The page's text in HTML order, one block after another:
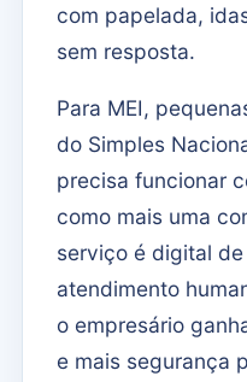
com papelada,
sem resposta.
Para MEI,
do Simples
precisa funcionar
como mais uma
serviço é digital
atendimento
o empresário
e mais segurança